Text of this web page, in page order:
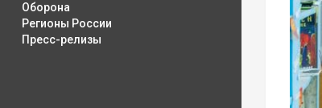
Оборона
Регионы России
Пресс-релизы